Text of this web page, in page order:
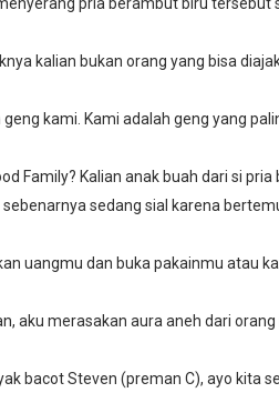
kalian bukan orang yang bisa
kami. Kami adalah geng yang
Family? Kalian anak buah dari si
sedang sial karena
uangmu dan buka pakainmu atau
aku merasakan aura aneh dari orang
bacot Steven (preman C), ayo kita